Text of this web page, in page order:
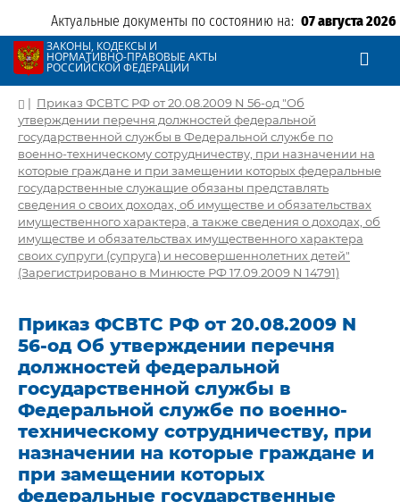
Актуальные документы по состоянию на: 07 августа 2026
ЗАКОНЫ, КОДЕКСЫ И
НОРМАТИВНО-ПРАВОВЫЕ АКТЫ
РОССИЙСКОЙ ФЕДЕРАЦИИ
| Приказ ФСВТС РФ от 20.08.2009 N 56-од "Об
утверждении перечня должностей федеральной
государственной службы в Федеральной службе по
военно-техническому сотрудничеству, при назначении на
которые граждане и при замещении которых федеральные
государственные служащие обязаны представлять
сведения о своих доходах, об имуществе и обязательствах
имущественного характера, а также сведения о доходах, об
имуществе и обязательствах имущественного характера
своих супруги (супруга) и несовершеннолетних детей"
(Зарегистрировано в Минюсте РФ 17.09.2009 N 14791)
Приказ ФСВТС РФ от 20.08.2009 N
56-од Об утверждении перечня
должностей федеральной
государственной службы в
Федеральной службе по военно-
техническому сотрудничеству, при
назначении на которые граждане и
при замещении которых
федеральные государственные